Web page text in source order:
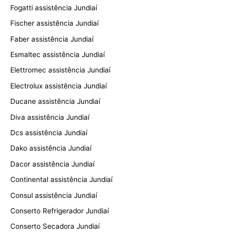
Fogatti assistência Jundiaí
Fischer assistência Jundiaí
Faber assistência Jundiaí
Esmaltec assistência Jundiaí
Elettromec assistência Jundiaí
Electrolux assistência Jundiaí
Ducane assistência Jundiaí
Diva assistência Jundiaí
Dcs assistência Jundiaí
Dako assistência Jundiaí
Dacor assistência Jundiaí
Continental assistência Jundiaí
Consul assistência Jundiaí
Conserto Refrigerador Jundiaí
Conserto Secadora Jundiaí